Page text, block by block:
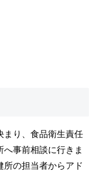
まり、食品衛生責任
事前相談に行きま
所の担当者からアド